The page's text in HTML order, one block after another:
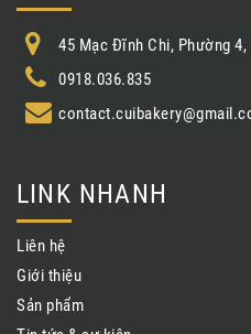
45 Mạc Đĩnh Chi, Phường
0918.036.835
LINK NHANH
Liên hệ
Giới thiệu
Sản phẩm